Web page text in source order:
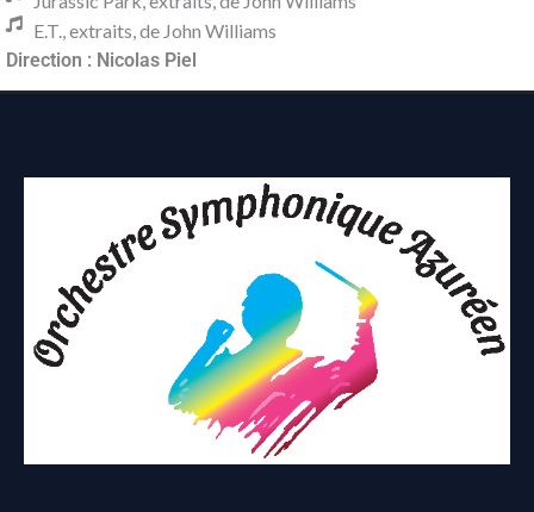
E.T., extraits, de John Williams
Direction : Nicolas Piel